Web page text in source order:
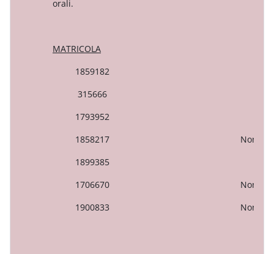
orali.
MATRICOLA
1859182
315666
1793952
1858217
Non
1899385
1706670
Non
1900833
Non